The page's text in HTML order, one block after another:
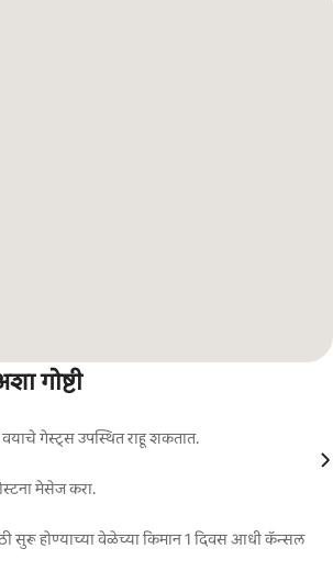
गोष्टी
गेस्ट्स उपस्थित राहू शकतात.
मेसेज करा.
सुरू होण्याच्या वेळेच्या किमान 1 दिवस आधी कॅन्सल